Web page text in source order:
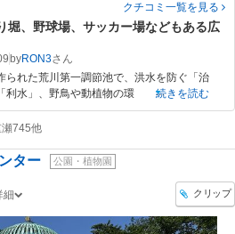
クチコミ一覧を見る
堀、野球場、サッカー場などもある広
byRON3
られた荒川第一調節池で、洪水を防ぐ「治
利水」、野鳥や動植物の環
続きを読む
745他
ター 公園・植物園
細 クリップ